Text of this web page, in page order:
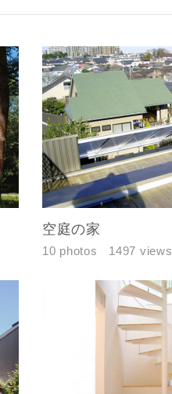
空庭の家
10 photos 1497 views